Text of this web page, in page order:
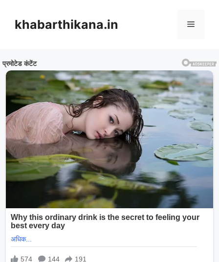
contentkhabarthikana.in Menu